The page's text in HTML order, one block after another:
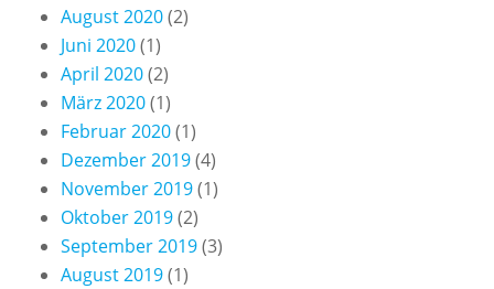
August 2020(2)
Juni 2020(1)
April 2020(2)
März 2020(1)
Februar 2020(1)
Dezember 2019(4)
November 2019(1)
Oktober 2019(2)
September 2019(3)
August 2019(1)